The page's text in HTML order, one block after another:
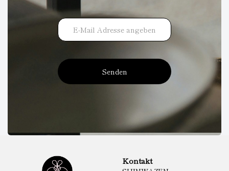
Senden
Kontakt